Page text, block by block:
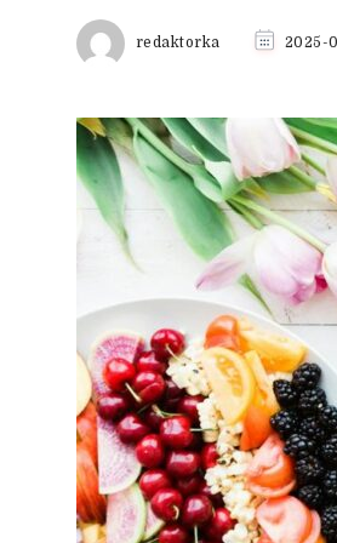
redaktorka 2025-